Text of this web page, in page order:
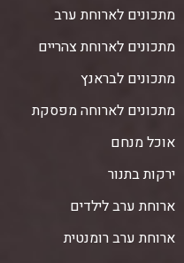
מתכונים לארוחת ערב
מתכונים לארוחת צהריים
מתכונים לבראנץ
מתכונים לארוחה מפסקת
אוכל מנחם
ירקות בתנור
ארוחת ערב לילדים
ארוחת ערב רומנטית